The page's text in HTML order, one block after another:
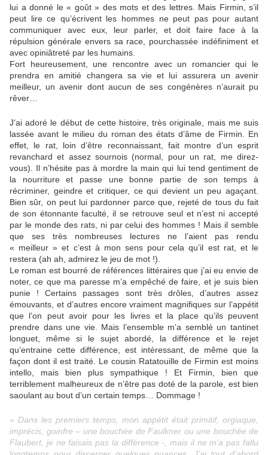
lui a donné le « goût » des mots et des lettres. Mais Firmin, s’il
peut lire ce qu’écrivent les hommes ne peut pas pour autant
communiquer avec eux, leur parler, et doit faire face à la
répulsion générale envers sa race, pourchassée indéfiniment et
avec opiniâtreté par les humains.
Fort heureusement, une rencontre avec un romancier qui le
prendra en amitié changera sa vie et lui assurera un avenir
meilleur, un avenir dont aucun de ses congénères n’aurait pu
rêver…
J’ai adoré le début de cette histoire, très originale, mais me suis
lassée avant le milieu du roman des états d’âme de Firmin. En
effet, le rat, loin d’être reconnaissant, fait montre d’un esprit
revanchard et assez sournois (normal, pour un rat, me direz-
vous). Il n’hésite pas à mordre la main qui lui tend gentiment de
la nourriture et passe une bonne partie de son temps à
récriminer, geindre et critiquer, ce qui devient un peu agaçant.
Bien sûr, on peut lui pardonner parce que, rejeté de tous du fait
de son étonnante faculté, il se retrouve seul et n’est ni accepté
par le monde des rats, ni par celui des hommes ! Mais il semble
que ses très nombreuses lectures ne l’aient pas rendu
« meilleur » et c’est à mon sens pour cela qu’il est rat, et le
restera (ah ah, admirez le jeu de mot !).
Le roman est bourré de références littéraires que j’ai eu envie de
noter, ce que ma paresse m’a empêché de faire, et je suis bien
punie ! Certains passages sont très drôles, d’autres assez
émouvants, et d’autres encore vraiment magnifiques sur l’appétit
que l’on peut avoir pour les livres et la place qu’ils peuvent
prendre dans une vie. Mais l’ensemble m’a semblé un tantinet
longuet, même si le sujet abordé, la différence et le rejet
qu’entraine cette différence, est intéressant, de même que la
façon dont il est traité. Le cousin Ratatouille de Firmin est moins
intello, mais bien plus sympathique ! Et Firmin, bien que
terriblement malheureux de n’être pas doté de la parole, est bien
saoulant au bout d’un certain temps… Dommage !
« Dans les premiers temps, mon appétit était primitif, orgiaque,
imprécis, goinfre – une bouchée de Faulkner ou une bouchée de
Flaubert, je ne faisais pas la différence -, mais il ne m’a pas fallu